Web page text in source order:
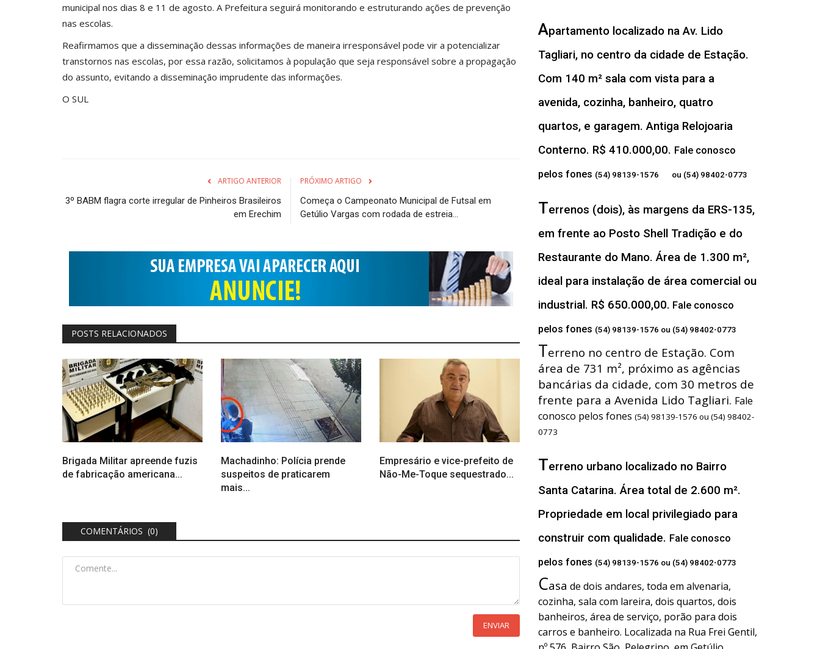
municipal nos dias 8 e 11 de agosto. A Prefeitura seguirá monitorando e estruturando ações de prevenção
nas escolas.
Reafirmamos que a disseminação dessas informações de maneira irresponsável pode vir a potencializar
transtornos nas escolas, por essa razão, solicitamos à população que seja responsável sobre a propagação
do assunto, evitando a disseminação imprudente das informações.
O SUL
ARTIGO ANTERIOR
3º BABM flagra corte irregular de Pinheiros Brasileiros
em Erechim
PRÓXIMO ARTIGO
Começa o Campeonato Municipal de Futsal em
Getúlio Vargas com rodada de estreia...
POSTS RELACIONADOS
Brigada Militar apreende fuzis
de fabricação americana...
Machadinho: Polícia prende
suspeitos de praticarem
mais...
Empresário e vice-prefeito de
Não-Me-Toque sequestrado...
COMENTÁRIOS (0)
ENVIAR
Apartamento localizado na Av. Lido
Tagliari, no centro da cidade de Estação.
Com 140 m² sala com vista para a
avenida, cozinha, banheiro, quatro
quartos, e garagem. Antiga Relojoaria
Conterno. R$ 410.000,00. Fale conosco
pelos fones (54) 98139-1576 ou (54) 98402-0773
Terrenos (dois), às margens da ERS-135,
em frente ao Posto Shell Tradição e do
Restaurante do Mano. Área de 1.300 m²,
ideal para instalação de área comercial ou
industrial. R$ 650.000,00. Fale conosco
pelos fones (54) 98139-1576 ou (54) 98402-0773
Terreno no centro de Estação. Com
área de 731 m², próximo as agências
bancárias da cidade, com 30 metros de
frente para a Avenida Lido Tagliari. Fale
conosco pelos fones (54) 98139-1576 ou (54) 98402-
0773
Terreno urbano localizado no Bairro
Santa Catarina. Área total de 2.600 m².
Propriedade em local privilegiado para
construir com qualidade. Fale conosco
pelos fones (54) 98139-1576 ou (54) 98402-0773
Casa de dois andares, toda em alvenaria,
cozinha, sala com lareira, dois quartos, dois
banheiros, área de serviço, porão para dois
carros e banheiro. Localizada na Rua Frei Gentil,